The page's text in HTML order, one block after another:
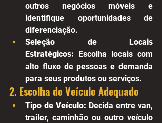
outros negócios móveis e
identifique oportunidades de
diferenciação.
Seleção de Locais
Estratégicos: Escolha locais com
alto fluxo de pessoas e demanda
para seus produtos ou serviços.
2. Escolha do Veículo Adequado
Tipo de Veículo: Decida entre van,
trailer, caminhão ou outro veículo